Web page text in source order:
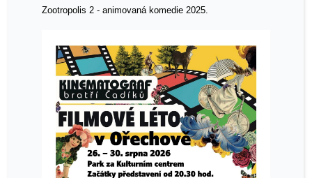
Zootropolis 2 - animovaná komedie 2025.